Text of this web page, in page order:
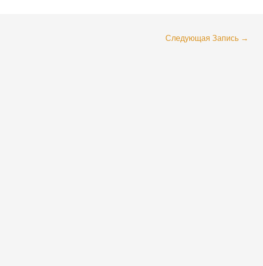
Следующая Запись →